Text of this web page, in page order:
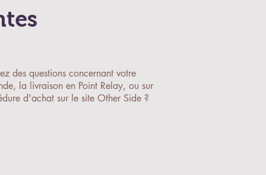
des questions concernant votre
la livraison en Point Relay, ou sur
d'achat sur le site Other Side ?